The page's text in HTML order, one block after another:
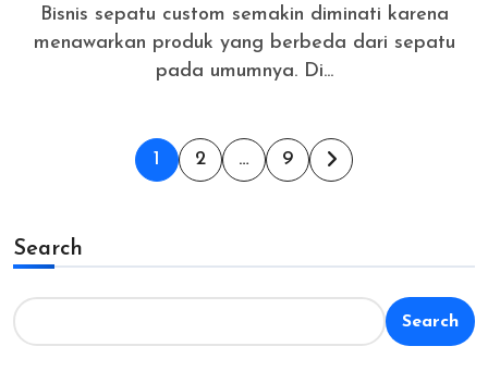
Bisnis sepatu custom semakin diminati karena
menawarkan produk yang berbeda dari sepatu
pada umumnya. Di...
Posts
1 2 … 9
Search
Search